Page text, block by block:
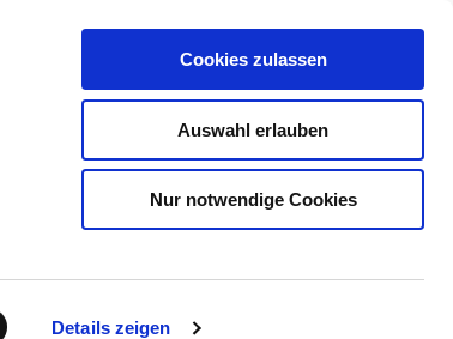
Details zeigen
Cookies zulassen
Auswahl erlauben
Nur notwendige Cookies